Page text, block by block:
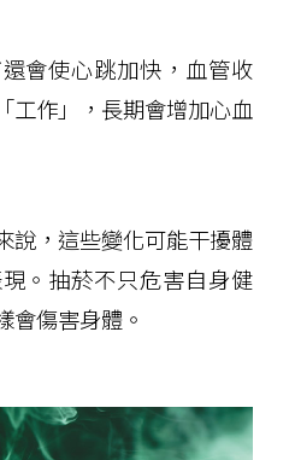
會使心跳加快，血管收
工作」，長期會增加心血
說，這些變化可能干擾體
。抽菸不只危害自身健
會傷害身體。